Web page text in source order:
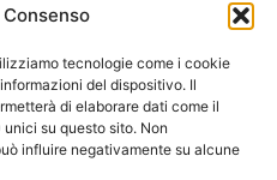
tecnologie come i cookie
del dispositivo. Il
di elaborare dati come il
su questo sito. Non
influire negativamente su alcune
momento
Potrebbe Essere per
alla Quinta